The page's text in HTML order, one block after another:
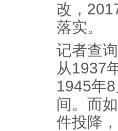
改，
落实。
记者查
从1937
1945年
间。而
件投降